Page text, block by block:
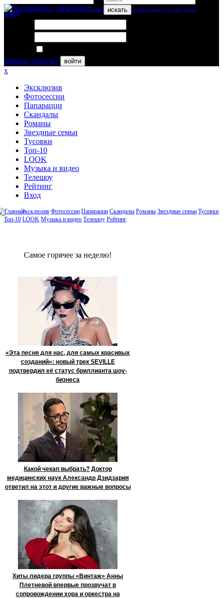
искать
вход
Забыли пароль?
войти
x
Эксклюзив
Фотосессии
Папарацци
Скандалы
Романы
Звездные семьи
Тусовки
Топ-10
LOOK
Музыка и видео
Телешоу
Рейтинг
Вход
Эксклюзив Фотосессии Папарацци Скандалы Романы Звездные семьи Тусовки
Топ-10 LOOK Музыка и видео Телешоу Рейтинг
Сaмое гoрячее за неделю!
«Эта песня для нас, для самых красивых
созданий»: новый трек SEVILLE
подтвердил её статус бриллианта шоу-
бизнеса
Какой чекап выбрать? Доктор
медицинских наук Александр Дзидзария
ответил на этот и другие важные вопросы
Хиты лидера группы «Винтаж» Анны
Плетневой впервые прозвучат в
сопровождении хора и оркестра на